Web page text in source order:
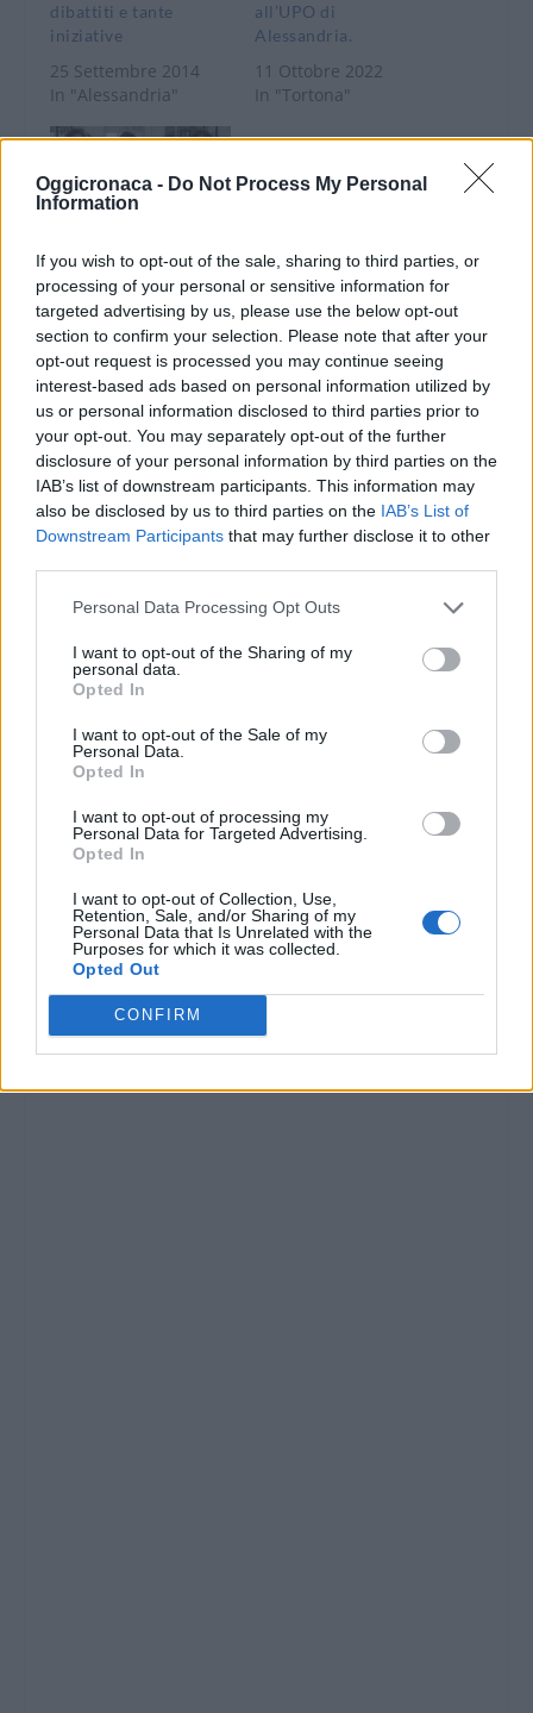
Oggicronaca - Do Not Process My Personal
Information
If you wish to opt-out of the sale, sharing to third parties, or
processing of your personal or sensitive information for
targeted advertising by us, please use the below opt-out
section to confirm your selection. Please note that after your
opt-out request is processed you may continue seeing
interest-based ads based on personal information utilized by
us or personal information disclosed to third parties prior to
your opt-out. You may separately opt-out of the further
disclosure of your personal information by third parties on the
IAB’s list of downstream participants. This information may
also be disclosed by us to third parties on the IAB’s List of
Downstream Participants that may further disclose it to other
Personal Data Processing Opt Outs
I want to opt-out of the Sharing of my
personal data.
Opted In
I want to opt-out of the Sale of my
Personal Data.
Opted In
I want to opt-out of processing my
Personal Data for Targeted Advertising.
Opted In
I want to opt-out of Collection, Use,
Retention, Sale, and/or Sharing of my
Personal Data that Is Unrelated with the
Purposes for which it was collected.
Opted Out
CONFIRM
dibattiti e tante
iniziative
25 Settembre 2014
In "Alessandria"
all’UPO di
Alessandria.
11 Ottobre 2022
In "Tortona"
giornata da ricercatori
universitari per gli
studenti del Marconi
23 Febbraio 2014
In "Tortona"
VALUTARE: